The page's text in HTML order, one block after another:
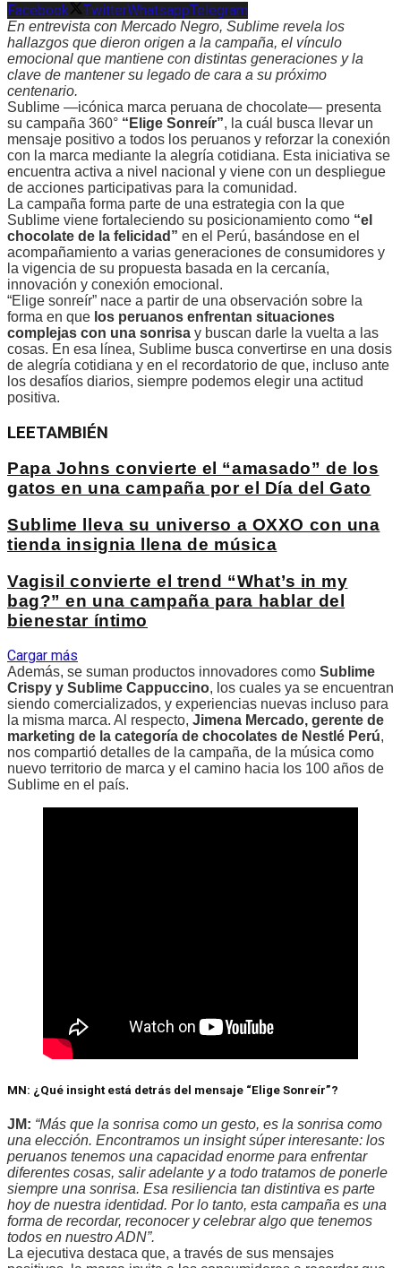
Facebook TwitterWhatsappTelegram
En entrevista con Mercado Negro, Sublime revela los
hallazgos que dieron origen a la campaña, el vínculo
emocional que mantiene con distintas generaciones y la
clave de mantener su legado de cara a su próximo
centenario.
Sublime —icónica marca peruana de chocolate— presenta
su campaña 360° “Elige Sonreír”, la cuál busca llevar un
mensaje positivo a todos los peruanos y reforzar la conexión
con la marca mediante la alegría cotidiana. Esta iniciativa se
encuentra activa a nivel nacional y viene con un despliegue
de acciones participativas para la comunidad.
La campaña forma parte de una estrategia con la que
Sublime viene fortaleciendo su posicionamiento como “el
chocolate de la felicidad” en el Perú, basándose en el
acompañamiento a varias generaciones de consumidores y
la vigencia de su propuesta basada en la cercanía,
innovación y conexión emocional.
“Elige sonreír” nace a partir de una observación sobre la
forma en que los peruanos enfrentan situaciones
complejas con una sonrisa y buscan darle la vuelta a las
cosas. En esa línea, Sublime busca convertirse en una dosis
de alegría cotidiana y en el recordatorio de que, incluso ante
los desafíos diarios, siempre podemos elegir una actitud
positiva.
LEETAMBIÉN
Papa Johns convierte el “amasado” de los
gatos en una campaña por el Día del Gato
Sublime lleva su universo a OXXO con una
tienda insignia llena de música
Vagisil convierte el trend “What’s in my
bag?” en una campaña para hablar del
bienestar íntimo
Cargar más
Además, se suman productos innovadores como Sublime
Crispy y Sublime Cappuccino, los cuales ya se encuentran
siendo comercializados, y experiencias nuevas incluso para
la misma marca. Al respecto, Jimena Mercado, gerente de
marketing de la categoría de chocolates de Nestlé Perú,
nos compartió detalles de la campaña, de la música como
nuevo territorio de marca y el camino hacia los 100 años de
Sublime en el país.
MN: ¿Qué insight está detrás del mensaje “Elige Sonreír”?
JM: “Más que la sonrisa como un gesto, es la sonrisa como
una elección. Encontramos un insight súper interesante: los
peruanos tenemos una capacidad enorme para enfrentar
diferentes cosas, salir adelante y a todo tratamos de ponerle
siempre una sonrisa. Esa resiliencia tan distintiva es parte
hoy de nuestra identidad. Por lo tanto, esta campaña es una
forma de recordar, reconocer y celebrar algo que tenemos
todos en nuestro ADN”.
La ejecutiva destaca que, a través de sus mensajes